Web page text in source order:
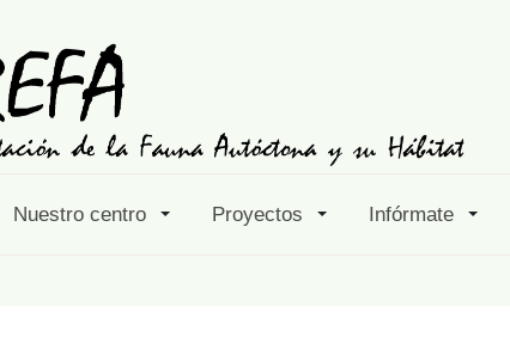
Nuestro centro Proyectos Infórmate